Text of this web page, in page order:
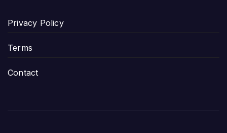
Privacy Policy
Terms
Contact